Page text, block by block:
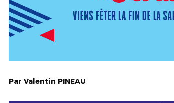
Par Valentin PINEAU